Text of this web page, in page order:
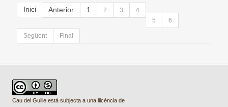
Inici Anterior 1 2 3
4
5
6
Següent Final
Cau del Guille està subjecta a una llicència de